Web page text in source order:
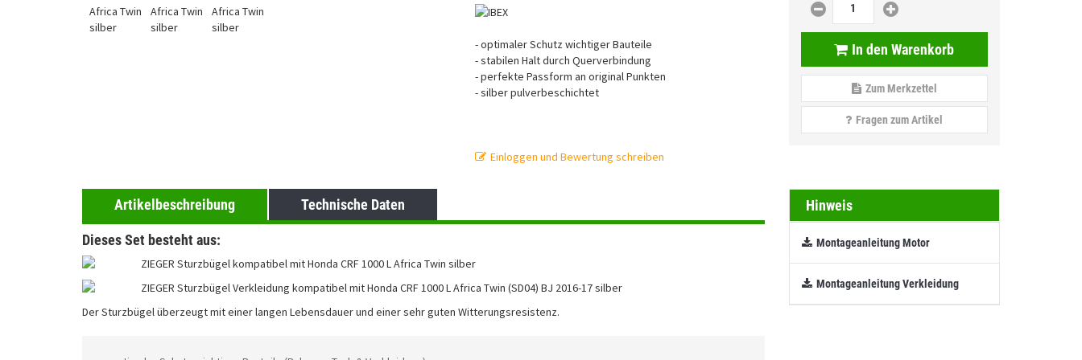
- optimaler Schutz wichtiger Bauteile
- stabilen Halt durch Querverbindung
- perfekte Passform an original Punkten
- silber pulverbeschichtet
Einloggen und Bewertung schreiben
In den Warenkorb
Zum Merkzettel
Fragen zum Artikel
Artikelbeschreibung Technische Daten
Dieses Set besteht aus:
ZIEGER Sturzbügel kompatibel mit Honda CRF 1000 L Africa Twin silber
ZIEGER Sturzbügel Verkleidung kompatibel mit Honda CRF 1000 L Africa Twin (SD04) BJ 2016-17 silber
Der Sturzbügel überzeugt mit einer langen Lebensdauer und einer sehr guten Witterungsresistenz.
Hinweis
Montageanleitung Motor
Montageanleitung Verkleidung